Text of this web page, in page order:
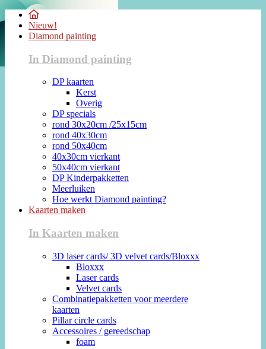
Nieuw!
Diamond painting
In Diamond painting
DP kaarten
Kerst
Overig
DP specials
rond 30x20cm /25x15cm
rond 40x30cm
rond 50x40cm
40x30cm vierkant
50x40cm vierkant
DP Kinderpakketten
Meerluiken
Hoe werkt Diamond painting?
Kaarten maken
In Kaarten maken
3D laser cards/ 3D velvet cards/Bloxxx
Bloxxx
Laser cards
Velvet cards
Combinatiepakketten voor meerdere
kaarten
Pillar circle cards
Accessoires / gereedschap
foam